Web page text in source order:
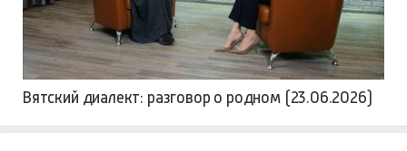
Вятский диалект: разговор о родном (23.06.2026)